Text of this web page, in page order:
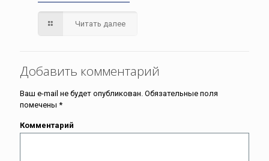
Читать далее
Добавить комментарий
Ваш e-mail не будет опубликован. Обязательные поля
помечены *
Комментарий